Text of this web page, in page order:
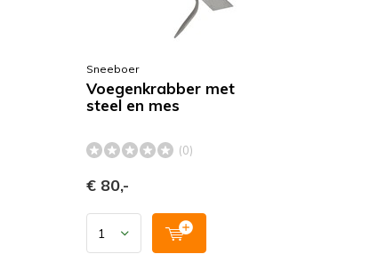
Sneeboer
Voegenkrabber met
steel en mes
(0)
€ 80,-